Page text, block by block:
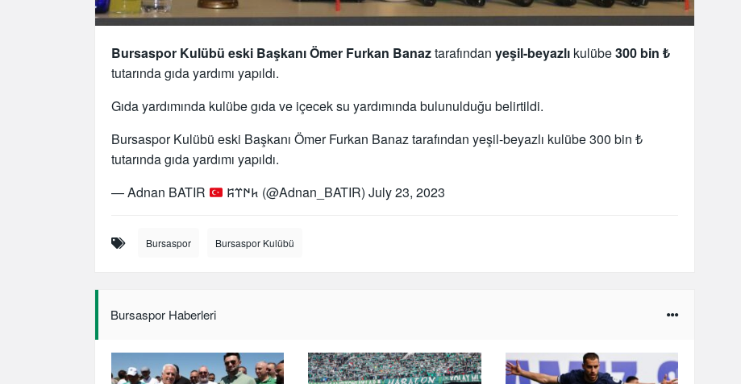
Bursaspor Kulübü eski Başkanı Ömer Furkan Banaztarafından yeşil-beyazlı kulübe300 bin ₺
tutarında gıda yardımı yapıldı.
Gıda yardımında kulübe gıda ve içecek su yardımında bulunulduğu belirtildi.
Bursaspor Kulübü eski Başkanı Ömer Furkan Banaz tarafından yeşil-beyazlı kulübe 300 bin ₺
tutarında gıda yardımı yapıldı.
— Adnan BATIR
𐱅𐰇𐰼𐰰 (@Adnan_BATIR)July 23, 2023
Bursaspor Bursaspor Kulübü
Bursaspor Haberleri